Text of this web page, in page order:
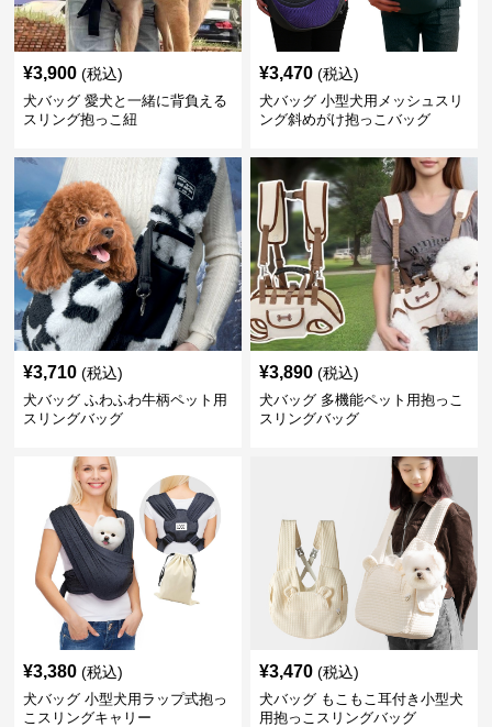
¥3,900 (税込)
犬バッグ 愛犬と一緒に背負える
スリング抱っこ紐
¥3,470 (税込)
犬バッグ 小型犬用メッシュスリ
ング斜めがけ抱っこバッグ
¥3,710 (税込)
犬バッグ ふわふわ牛柄ペット用
スリングバッグ
¥3,890 (税込)
犬バッグ 多機能ペット用抱っこ
スリングバッグ
¥3,380 (税込)
犬バッグ 小型犬用ラップ式抱っ
こスリングキャリー
¥3,470 (税込)
犬バッグ もこもこ耳付き小型犬
用抱っこスリングバッグ